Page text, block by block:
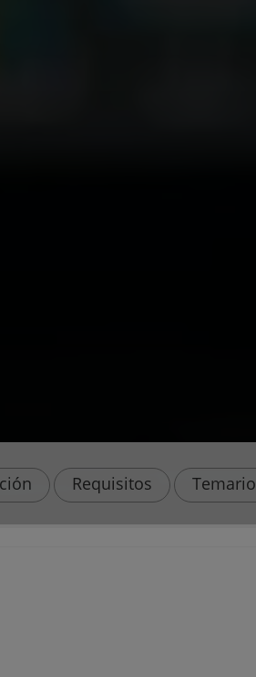
Requisitos Temario